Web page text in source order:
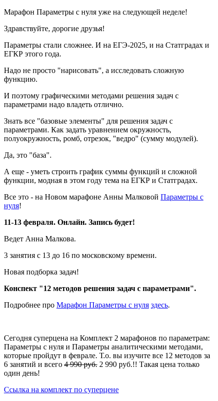
Марафон Параметры с нуля уже на следующей неделе!
Здравствуйте, дорогие друзья!
Параметры стали сложнее. И на ЕГЭ-2025, и на Статградах и
ЕГКР этого года.
Надо не просто "нарисовать", а исследовать сложную
функцию.
И поэтому графическими методами решения задач с
параметрами надо владеть отлично.
Знать все "базовые элементы" для решения задач с
параметрами. Как задать уравнением окружность,
полуокружность, ромб, отрезок, "ведро" (сумму модулей).
Да, это "база".
А еще - уметь строить график суммы функций и сложной
функции, модная в этом году тема на ЕГКР и Статградах.
Все это - на Новом марафоне Анны Малковой Параметры с
нуля!
11-13 февраля. Онлайн. Запись будет!
Ведет Анна Малкова.
3 занятия с 13 до 16 по московскому времени.
Новая подборка задач!
Конспект "12 методов решения задач с параметрами".
Подробнее про Марафон Параметры с нуля здесь.
Сегодня суперцена на Комплект 2 марафонов по параметрам:
Параметры с нуля и Параметры аналитическими методами,
которые пройдут в феврале. Т.о. вы изучите все 12 методов за
6 занятий и всего 4 990 руб. 2 990 руб.!! Такая цена только
один день!
Ссылка на комплект по суперцене